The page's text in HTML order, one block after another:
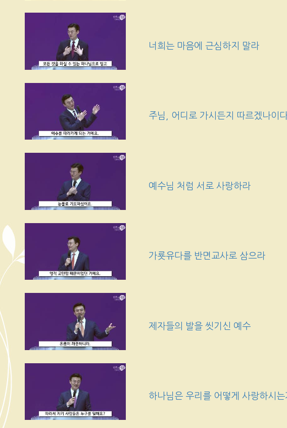
너희는 마음에 근심하지 말라
주님, 어디로 가시든지 따르겠나이
예수님 처럼 서로 사랑하라
가룟유다를 반면교사로 삼으라
제자들의 발을 씻기신 예수
하나님은 우리를 어떻게 사랑하시는